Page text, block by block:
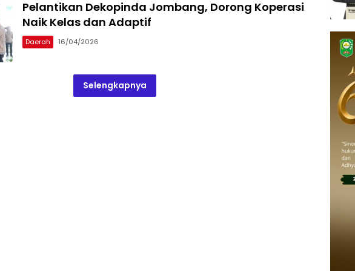
Pelantikan Dekopinda Jombang, Dorong Koperasi
Naik Kelas dan Adaptif
Daerah 16/04/2026
Selengkapnya